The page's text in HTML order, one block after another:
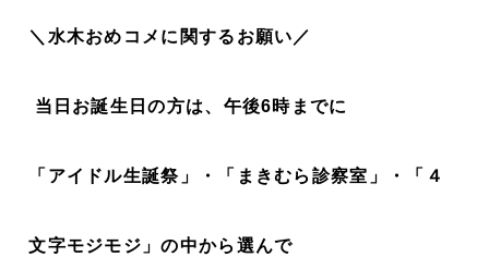
＼水木おめコメに関するお願い／
当日お誕生日の方は、午後6時までに
「アイドル生誕祭」・「まきむら診察室」・「４
文字モジモジ」の中から選んで